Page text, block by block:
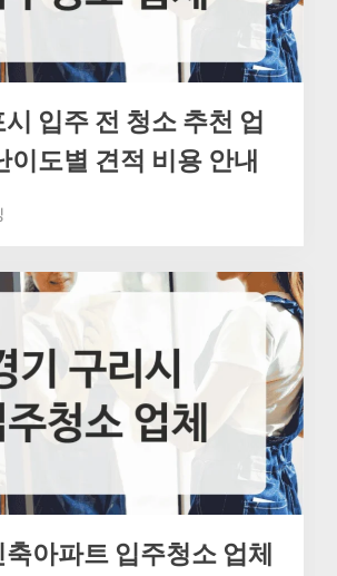
입주 전 청소 추천 업
이도별 견적 비용 안내
아파트 입주청소 업체